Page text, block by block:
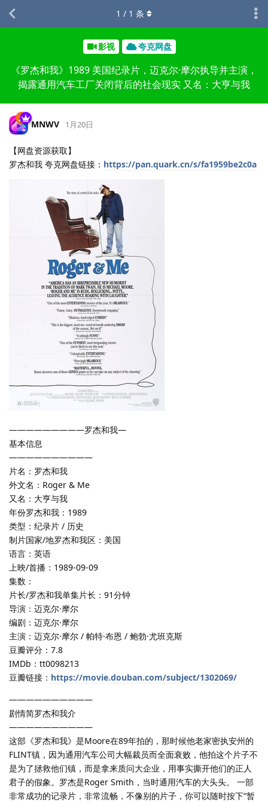
影视 夸克网盘
《罗杰和我》1989 美国纪录片，迈克尔·摩尔执导并主演，
揭露通用汽车工厂关闭背后的社会现实 又名：大亨与我
1 / 1 条
MNWV 1月20日
【网盘资源获取】
罗杰和我 夸克网盘链接： https://pan.quark.cn/s/fa1959be2c0a
—————————罗杰和我—
基本信息
——————————
片名：罗杰和我
外文名：Roger & Me
又名：大亨与我
年份罗杰和我：1989
类型：纪录片 / 历史
制片国家/地罗杰和我区：美国
语言：英语
上映/首播：1989-09-09
集数：
片长/罗杰和我单集片长：91分钟
导演：迈克尔·摩尔
编剧：迈克尔·摩尔
主演：迈克尔·摩尔 / 帕特·布恩 / 鲍勃·尤班克斯
豆瓣评分：7.8
IMDb：tt0098213
豆瓣链接： https://movie.douban.com/subject/1302069/
——————————
剧情简罗杰和我介
——————————
这部《罗杰和我》是Moore在89年拍的，那时候他老家密执安州的
FLINT镇，因为通用汽车公司大幅裁员而全面衰败，他拍这个片子不
是为了拯救他们镇，而是拿来质问大企业，用事实撕开他们的正人
君子的假象。罗杰是Roger Smith，当时通用汽车的大头头。 一部
非常成功的记录片，非常流畅，不像别的片子，你可以随时按下“暂